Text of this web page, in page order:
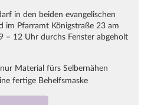
in den beiden evangelischen
im Pfarramt Königstraße 23 am
– 12 Uhr durchs Fenster abgeholt
Material fürs Selbernähen
fertige Behelfsmaske